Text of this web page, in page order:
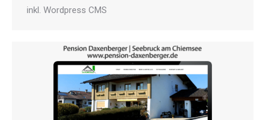
inkl. Wordpress CMS